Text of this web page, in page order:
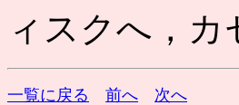
ィスクへ，
一覧に戻る 前へ 次へ